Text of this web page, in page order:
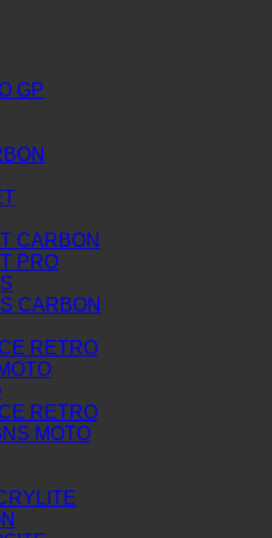
GP
CARBON
PRO
CARBON
RETRO
RETRO
MOTO